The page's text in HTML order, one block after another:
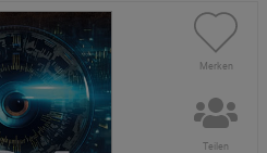
Merken
Teilen